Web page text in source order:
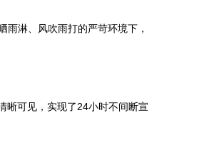
淋、风吹雨打的严苛环境下，
晰可见，实现了24小时不间断宣